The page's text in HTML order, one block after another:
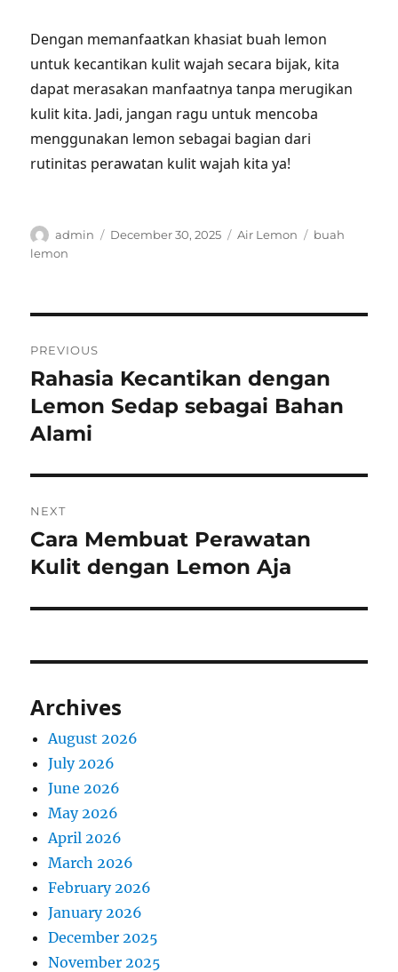
Dengan memanfaatkan khasiat buah lemon
untuk kecantikan kulit wajah secara bijak, kita
dapat merasakan manfaatnya tanpa merugikan
kulit kita. Jadi, jangan ragu untuk mencoba
menggunakan lemon sebagai bagian dari
rutinitas perawatan kulit wajah kita ya!
Author
admin
Posted
December 30, 2025 Categories
Air Lemon Tags
buah
lemon
navigation
PREVIOUS
Previous
post:
Rahasia Kecantikan dengan
Lemon Sedap sebagai Bahan
Alami
NEXT
Next
post:
Cara Membuat Perawatan
Kulit dengan Lemon Aja
Archives
August 2026
July 2026
June 2026
May 2026
April 2026
March 2026
February 2026
January 2026
December 2025
November 2025